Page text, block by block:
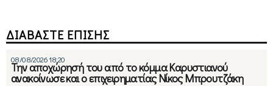
ΔΙΑΒΑΣΤΕ ΕΠΙΣΗΣ
08/08/2026 18:20
Την αποχώρησή του από το κόμμα Καρυστιανού
ανακοίνωσε και ο επιχειρηματίας Νίκος Μπρουτζάκη